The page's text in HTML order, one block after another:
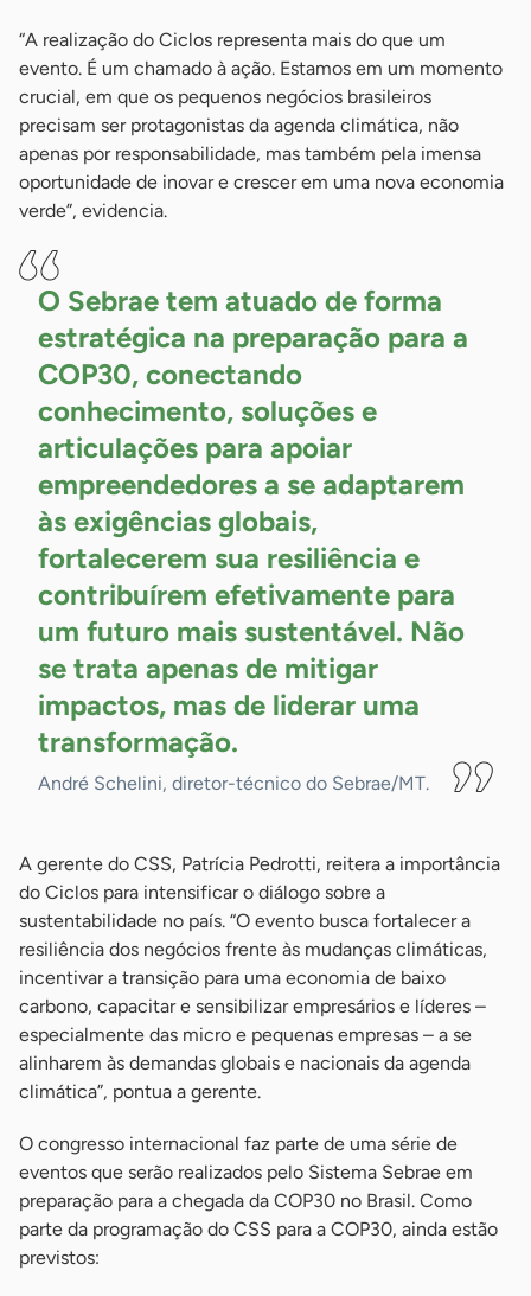
“A realização do Ciclos representa mais do que um
evento. É um chamado à ação. Estamos em um momento
crucial, em que os pequenos negócios brasileiros
precisam ser protagonistas da agenda climática, não
apenas por responsabilidade, mas também pela imensa
oportunidade de inovar e crescer em uma nova economia
verde”, evidencia.
O Sebrae tem atuado de forma
estratégica na preparação para a
COP30, conectando
conhecimento, soluções e
articulações para apoiar
empreendedores a se adaptarem
às exigências globais,
fortalecerem sua resiliência e
contribuírem efetivamente para
um futuro mais sustentável. Não
se trata apenas de mitigar
impactos, mas de liderar uma
transformação.
André Schelini, diretor-técnico do Sebrae/MT.
A gerente do CSS, Patrícia Pedrotti, reitera a importância
do Ciclos para intensificar o diálogo sobre a
sustentabilidade no país. “O evento busca fortalecer a
resiliência dos negócios frente às mudanças climáticas,
incentivar a transição para uma economia de baixo
carbono, capacitar e sensibilizar empresários e líderes –
especialmente das micro e pequenas empresas – a se
alinharem às demandas globais e nacionais da agenda
climática”, pontua a gerente.
O congresso internacional faz parte de uma série de
eventos que serão realizados pelo Sistema Sebrae em
preparação para a chegada da COP30 no Brasil. Como
parte da programação do CSS para a COP30, ainda estão
previstos: